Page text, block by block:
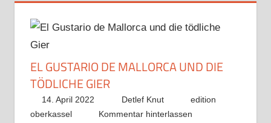
EL GUSTARIO DE MALLORCA UND DIE
TÖDLICHE GIER
14. April 2022 Detlef Knut
edition
oberkassel
Kommentar hinterlassen